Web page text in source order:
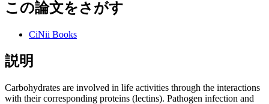
この論文をさがす
CiNii Books
説明
Carbohydrates are involved in life activities through the interactions
with their corresponding proteins (lectins). Pathogen infection and